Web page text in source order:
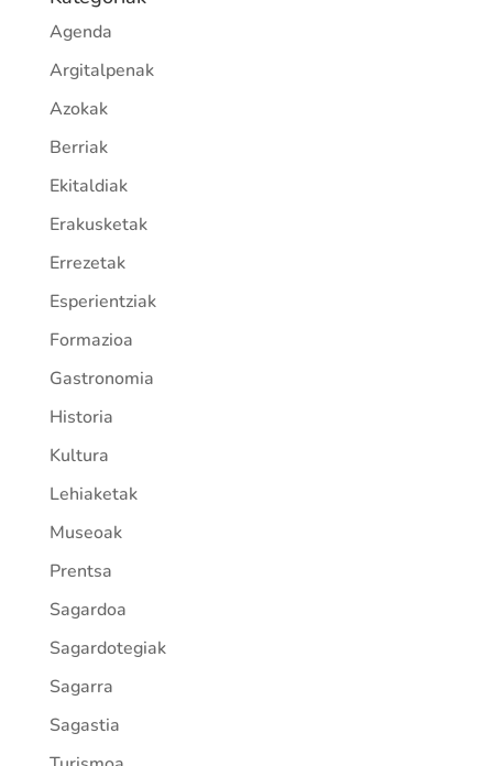
Agenda
Argitalpenak
Azokak
Berriak
Ekitaldiak
Erakusketak
Errezetak
Esperientziak
Formazioa
Gastronomia
Historia
Kultura
Lehiaketak
Museoak
Prentsa
Sagardoa
Sagardotegiak
Sagarra
Sagastia